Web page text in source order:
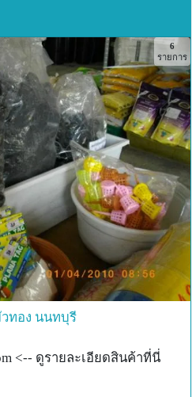
6
รายการ
ทอง นนทบุรี
<-- ดูรายละเอียดสินค้าที่นี่